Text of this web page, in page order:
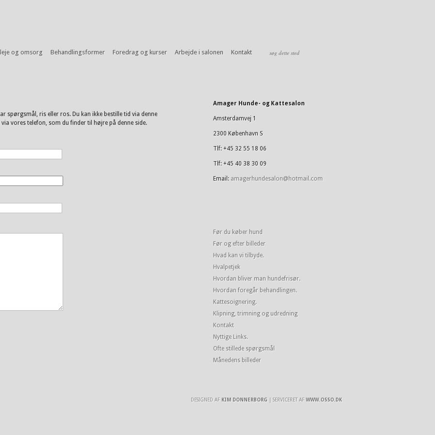
og omsorg Behandlingsformer Foredrag og kurser Arbejde i salonen Kontakt
spørgsmål, ris eller ros. Du kan ikke bestille tid via denne
vores telefon, som du finder til højre på denne side.
Amager Hunde- og Kattesalon
Amsterdamvej 1
2300 København S
Tlf: +45 32 55 18 06
Tlf: +45 40 38 30 09
Email: amagerhundesalon@hotmail.com
Før du køber hund
Før og efter billeder
Hvad kan vi tilbyde.
Hvalpetjek
Hvordan bliver man hundefrisør.
Hvordan foregår behandlingen.
Kattesoignering.
Klipning, trimning og udredning
Kontakt
Nyttige Links.
Ofte stillede spørgsmål
Månedens billeder
DESIGNED AF KIM DONNERBORG | SERVICERET AF WWW.OSSO.DK